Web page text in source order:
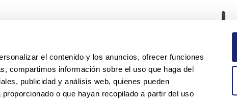
el contenido y los anuncios, ofrecer funciones
compartimos información sobre el uso que haga del
publicidad y análisis web, quienes pueden
o que hayan recopilado a partir del uso